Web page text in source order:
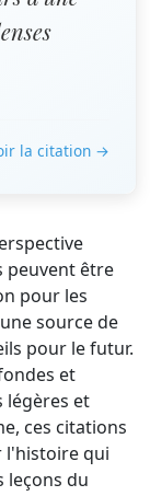
la citation →
peuvent être
pour les
source de
pour le futur.
et
légères et
ces citations
l'histoire qui
leçons du